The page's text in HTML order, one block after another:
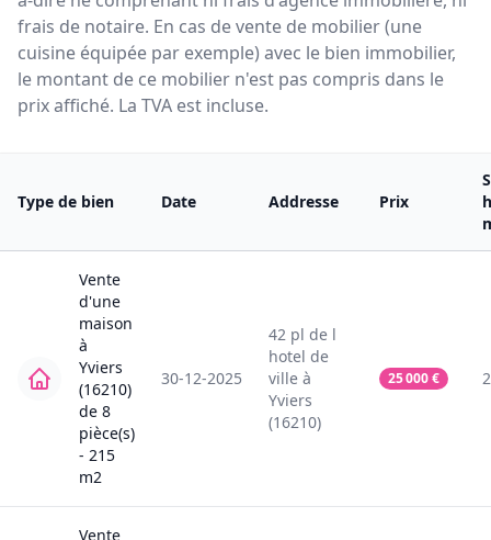
frais de notaire. En cas de vente de mobilier (une
cuisine équipée par exemple) avec le bien immobilier,
le montant de ce mobilier n'est pas compris dans le
prix affiché. La TVA est incluse.
Type de bien Date Addresse Prix
Vente
d'une
maison
à
Yviers
(16210)
de 8
pièce(s)
- 215
m2
30-12-2025
42 pl de l
hotel de
ville à
Yviers
(16210)
25 000€
Vente